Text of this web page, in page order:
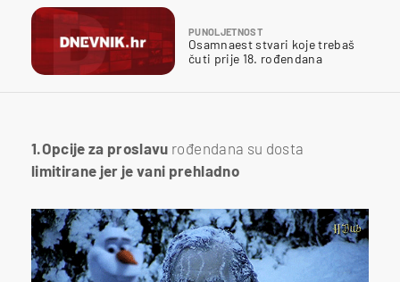
PUNOLJETNOST
Osamnaest stvari koje trebaš
čuti prije 18. rođendana
1.Opcije za proslavu rođendana su dosta
limitirane jer je vani prehladno